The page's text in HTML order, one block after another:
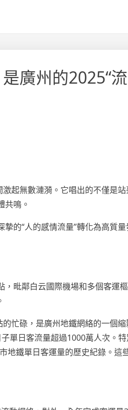
廣州的2025“
起無數漣漪。它唱出的不僅是
共鳴。
的“人的感情流量”轉化為高質
，毗鄰白云國際機場和多個客運
忙碌，是廣州地鐵網絡的一個
單日客流量超過1000萬人次。
地鐵單日客運量的歷史紀錄。這